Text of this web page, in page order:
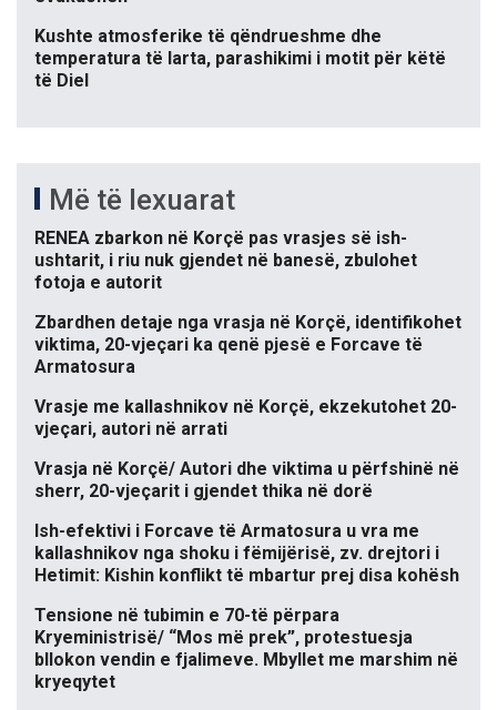
Kushte atmosferike të qëndrueshme dhe
temperatura të larta, parashikimi i motit për këtë
të Diel
Më të lexuarat
RENEA zbarkon në Korçë pas vrasjes së ish-
ushtarit, i riu nuk gjendet në banesë, zbulohet
fotoja e autorit
Zbardhen detaje nga vrasja në Korçë, identifikohet
viktima, 20-vjeçari ka qenë pjesë e Forcave të
Armatosura
Vrasje me kallashnikov në Korçë, ekzekutohet 20-
vjeçari, autori në arrati
Vrasja në Korçë/ Autori dhe viktima u përfshinë në
sherr, 20-vjeçarit i gjendet thika në dorë
Ish-efektivi i Forcave të Armatosura u vra me
kallashnikov nga shoku i fëmijërisë, zv. drejtori i
Hetimit: Kishin konflikt të mbartur prej disa kohësh
Tensione në tubimin e 70-të përpara
Kryeministrisë/ “Mos më prek”, protestuesja
bllokon vendin e fjalimeve. Mbyllet me marshim në
kryeqytet